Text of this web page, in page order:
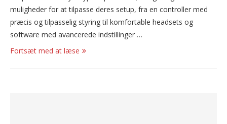
muligheder for at tilpasse deres setup, fra en controller med
præcis og tilpasselig styring til komfortable headsets og
software med avancerede indstillinger …
Fortsæt med at læse